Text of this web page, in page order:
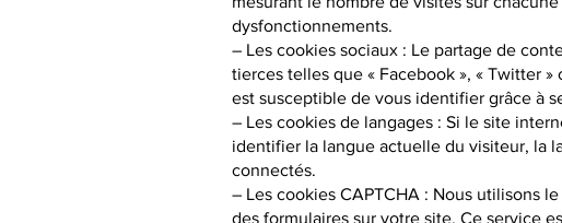
dysfonctionnements.
– Les cookies sociaux : Le partage de
tierces telles que « Facebook », « Twitter
est susceptible de vous identifier grâce à
– Les cookies de langages : Si le site
identifier la langue actuelle du visiteur, la
connectés.
– Les cookies CAPTCHA : Nous utilisons
des formulaires sur votre site. Ce service